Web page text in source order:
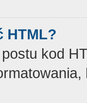
HTML?
kod